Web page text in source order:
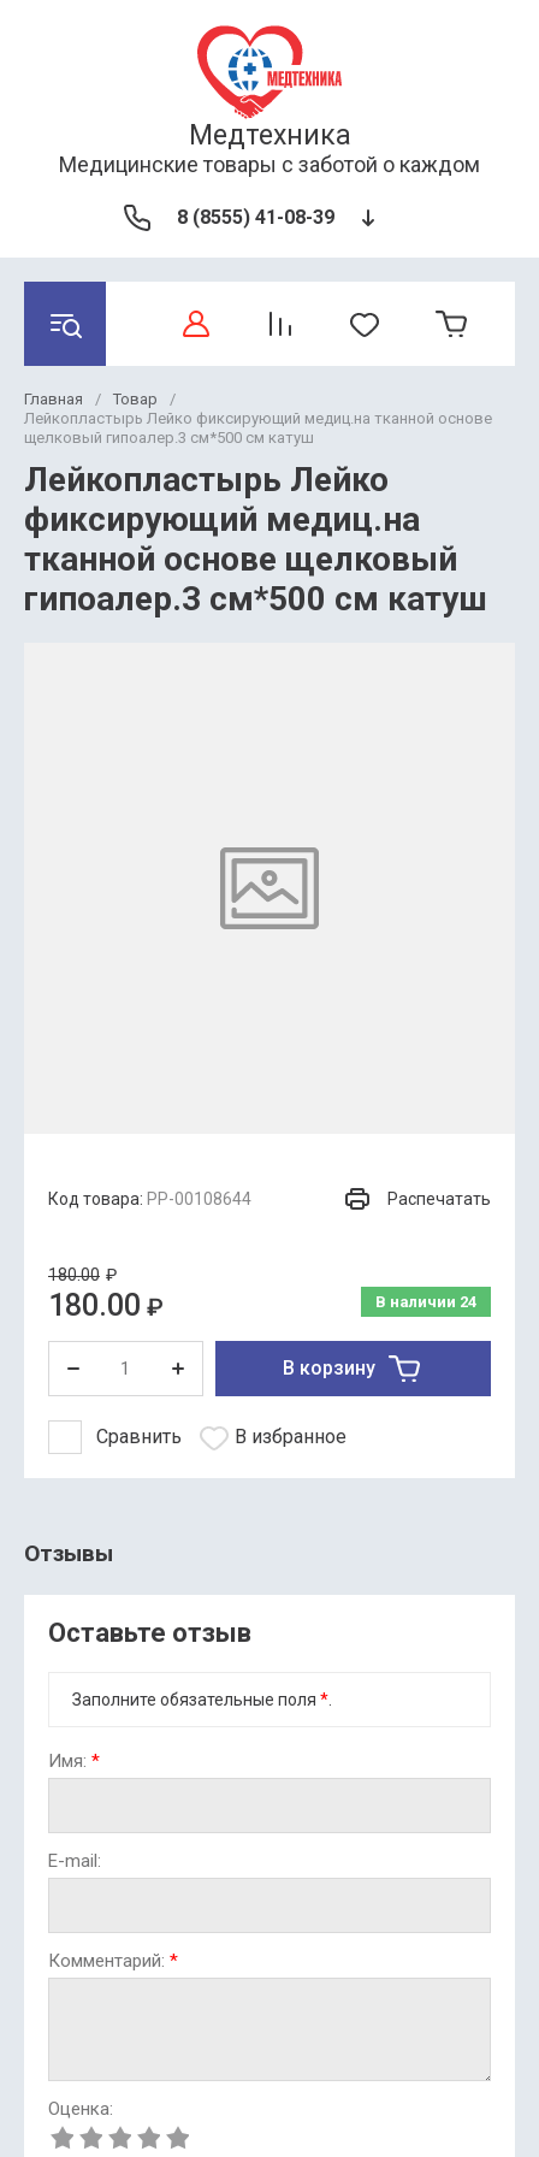
Медтехника
Медицинские товары с заботой о каждом
8 (8555) 41-08-39
Главная / Товар
/
Лейкопластырь Лейко фиксирующий медиц.на тканной основе
щелковый гипоалер.3 см*500 см катуш
Лейкопластырь Лейко
фиксирующий медиц.на
тканной основе щелковый
гипоалер.3 см*500 см катуш
Код товара: РР-00108644 Распечатать
В наличии 24
180.00 ₽
180.00 ₽
В корзину
Сравнить В избранное
Отзывы
Оставьте отзыв
Заполните обязательные поля *
Имя: *
E-mail:
Комментарий: *
Оценка: